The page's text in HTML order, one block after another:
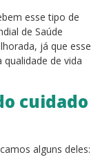
esse tipo de
de Saúde
já que esse
de vida
cuidado
alguns deles: